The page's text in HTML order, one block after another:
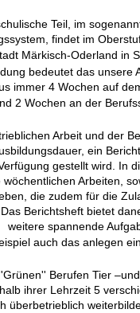
Teil, im
findet im
Märkisch-Oderland in
bedeutet das unsere
immer 4 Wochen auf
2 Wochen an der
Arbeit und der
ein
gestellt wird. In
wöchentlichen Arbeiten,
die zudem für die
Berichtsheft bietet
weitere spannende
auch das anlegen
Berufen Tier
ihrer Lehrzeit 5
überbetrieblich